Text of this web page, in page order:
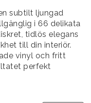
subtilt ljungad
i 66 delikata
tidlös elegans
till din interiör.
vinyl och fritt
perfekt